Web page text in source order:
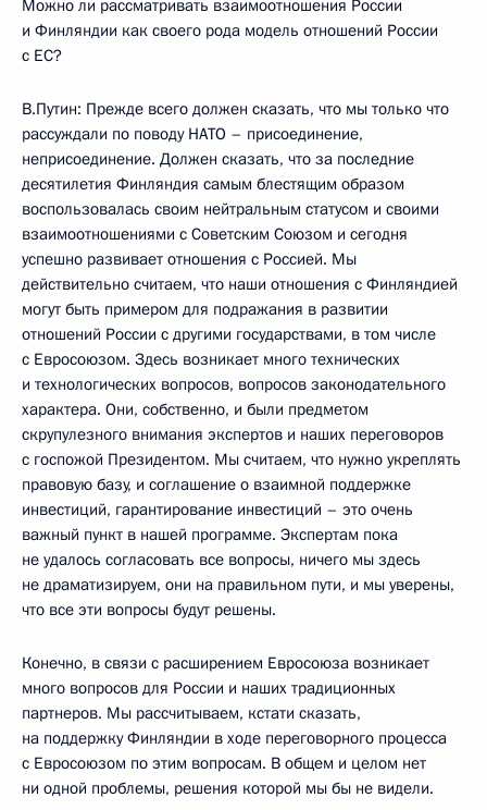
Можно ли рассматривать взаимоотношения России
и Финляндии как своего рода модель отношений России
с ЕС?
В.Путин: Прежде всего должен сказать, что мы только что
рассуждали по поводу НАТО – присоединение,
неприсоединение. Должен сказать, что за последние
десятилетия Финляндия самым блестящим образом
воспользовалась своим нейтральным статусом и своими
взаимоотношениями с Советским Союзом и сегодня
успешно развивает отношения с Россией. Мы
действительно считаем, что наши отношения с Финляндией
могут быть примером для подражания в развитии
отношений России с другими государствами, в том числе
с Евросоюзом. Здесь возникает много технических
и технологических вопросов, вопросов законодательного
характера. Они, собственно, и были предметом
скрупулезного внимания экспертов и наших переговоров
с госпожой Президентом. Мы считаем, что нужно укреплять
правовую базу, и соглашение о взаимной поддержке
инвестиций, гарантирование инвестиций – это очень
важный пункт в нашей программе. Экспертам пока
не удалось согласовать все вопросы, ничего мы здесь
не драматизируем, они на правильном пути, и мы уверены,
что все эти вопросы будут решены.
Конечно, в связи с расширением Евросоюза возникает
много вопросов для России и наших традиционных
партнеров. Мы рассчитываем, кстати сказать,
на поддержку Финляндии в ходе переговорного процесса
с Евросоюзом по этим вопросам. В общем и целом нет
ни одной проблемы, решения которой мы бы не видели.